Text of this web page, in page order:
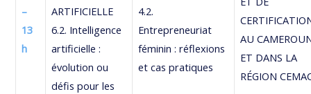
–
13
h
ARTIFICIELLE
6.2. Intelligence
artificielle :
évolution ou
défis pour les
4.2.
Entrepreneuriat
féminin : réflexions
et cas pratiques
AU
ET DANS LA
RÉGION